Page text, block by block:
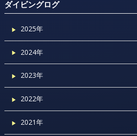
ダイビングログ
2025年
2024年
2023年
2022年
2021年